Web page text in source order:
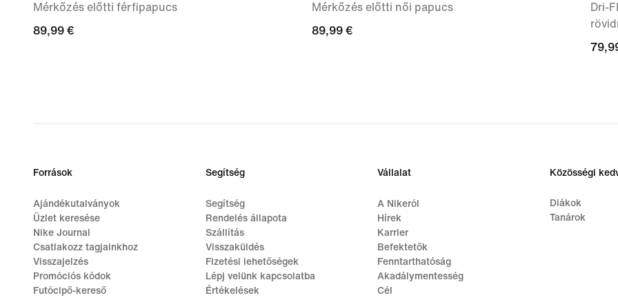
Mérkőzés előtti férfipapucs
89,99
89,99 €
Mérkőzés előtti női papucs
89,99
89,99 €
Dri-
Források
Ajándékutalványok
Üzlet keresése
Nike Journal
Csatlakozz tagjainkhoz
Visszajelzés
Promóciós kódok
Futócipő-kereső
Segítség
Segítség
Rendelés állapota
Szállítás
Visszaküldés
Fizetési lehetőségek
Lépj velünk kapcsolatba
Értékelések
Vállalat
A Nikeról
Hírek
Karrier
Befektetők
Fenntarthatóság
Akadálymentesség
Cél
Közösségi
Diákok
Tanárok